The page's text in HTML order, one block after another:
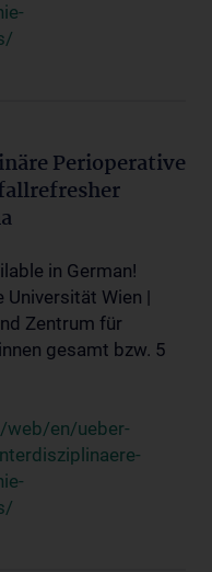
Perioperative
in German!
Wien |
Zentrum für
gesamt bzw. 5
web/en/ueber-